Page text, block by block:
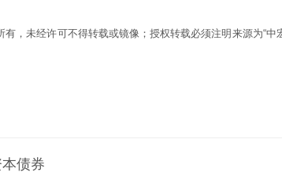
，未经许可不得转载或镜像；授权转载必须注明来源为“中
债券